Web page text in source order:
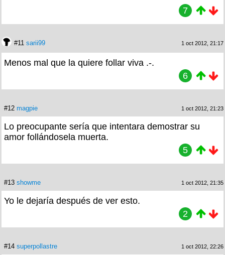
7
#11 sarii99 1 oct 2012, 21:17
Menos mal que la quiere follar viva .-.
6
#12 magpie 1 oct 2012, 21:23
Lo preocupante sería que intentara demostrar su
amor follándosela muerta.
5
#13 showme 1 oct 2012, 21:35
Yo le dejaría después de ver esto.
2
#14 superpollastre 1 oct 2012, 22:26